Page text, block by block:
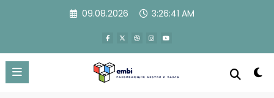
09.08.2026 3:26:42 AM